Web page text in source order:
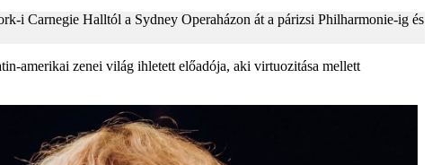
i Carnegie Halltól a Sydney Operaházon át a párizsi Philharmonie-ig és
amerikai zenei világ ihletett előadója, aki virtuozitása mellett